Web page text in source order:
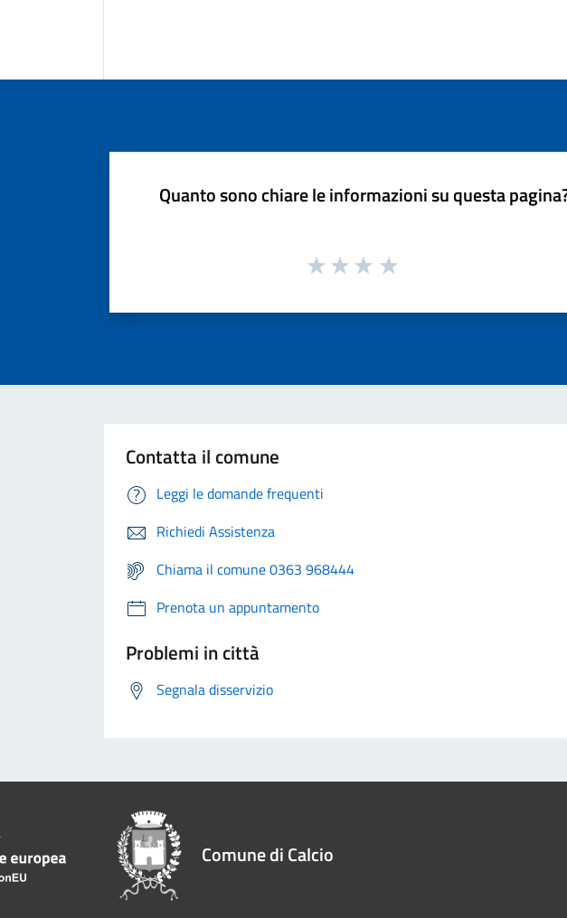
Quanto sono chiare le informazioni su questa
Contatta il comune
Leggi le domande frequenti
Richiedi Assistenza
Chiama il comune 0363 968444
Prenota un appuntamento
Problemi in città
Segnala disservizio
Comune di Calcio